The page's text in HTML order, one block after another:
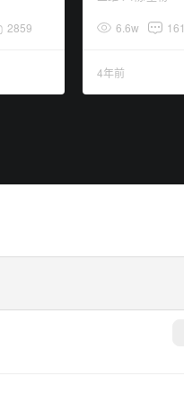
2859 6.6w 161
4年前